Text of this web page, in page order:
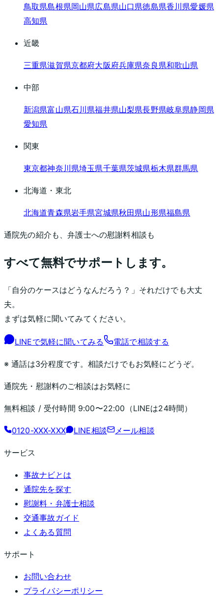
鳥取県島根県岡山県広島県山口県徳島県香川県愛媛県
高知県
近畿
三重県滋賀県京都府大阪府兵庫県奈良県和歌山県
中部
新潟県富山県石川県福井県山梨県長野県岐阜県静岡県
愛知県
関東
東京都神奈川県埼玉県千葉県茨城県栃木県群馬県
北海道・東北
北海道青森県岩手県宮城県秋田県山形県福島県
通院先の紹介も、弁護士への慰謝料相談も
すべて無料でサポートします。
「自分のケースはどうなんだろう？」それだけでも大丈
夫。
まずは気軽に聞いてみてください。
LINEで気軽に聞いてみる 電話で相談する
※ 通話は3分程度です。相談だけでもお気軽にどうぞ。
通院先・慰謝料のご相談はお気軽に
無料相談 / 受付時間 9:00〜22:00 （LINEは24時間）
0120-XXX-XXX LINE相談 メール相談
サービス
事故ナビとは
通院先を探す
慰謝料・弁護士相談
交通事故ガイド
よくある質問
サポート
お問い合わせ
プライバシーポリシー